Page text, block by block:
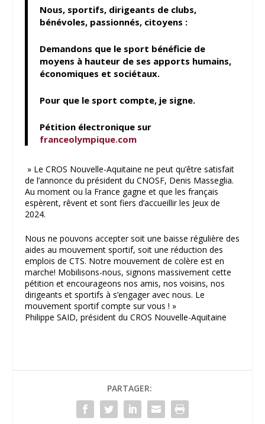
Nous, sportifs, dirigeants de clubs,
bénévoles, passionnés, citoyens :
Demandons que le sport bénéficie de
moyens à hauteur de ses apports humains,
économiques et sociétaux.
Pour que le sport compte, je signe.
Pétition électronique sur
franceolympique.com
» Le CROS Nouvelle-Aquitaine ne peut qu’être satisfait
de l’annonce du président du CNOSF, Denis Masseglia.
Au moment ou la France gagne et que les français
espèrent, rêvent et sont fiers d’accueillir les Jeux de
2024.
Nous ne pouvons accepter soit une baisse régulière des
aides au mouvement sportif, soit une réduction des
emplois de CTS. Notre mouvement de colère est en
marche! Mobilisons-nous, signons massivement cette
pétition et encourageons nos amis, nos voisins, nos
dirigeants et sportifs à s’engager avec nous. Le
mouvement sportif compte sur vous ! »
Philippe SAID, président du CROS Nouvelle-Aquitaine
PARTAGER: